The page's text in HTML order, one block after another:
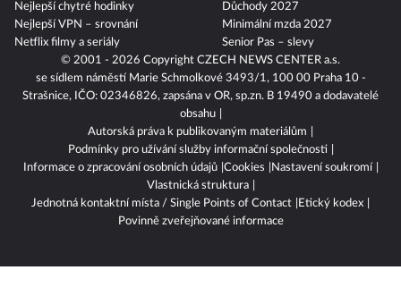
© 2001 - 2026 Copyright CZECH NEWS CENTER a.s.
se sídlem náměstí Marie Schmolkové 3493/1, 100 00 Praha 10 -
Strašnice, IČO: 02346826, zapsána v OR, sp.zn. B 19490 a dodavatelé
obsahu
Autorská práva k publikovaným materiálům
Podmínky pro užívání služby informační společnosti
Informace o zpracování osobních údajů Cookies
Nastavení soukromí
Vlastnická struktura
Jednotná kontaktní místa / Single Points of Contact
Etický kodex
Povinně zveřejňované informace
Nejlepší chytré hodinky
Nejlepší VPN – srovnání
Netflix filmy a seriály
Důchody 2027
Minimální mzda 2027
Senior Pas – slevy